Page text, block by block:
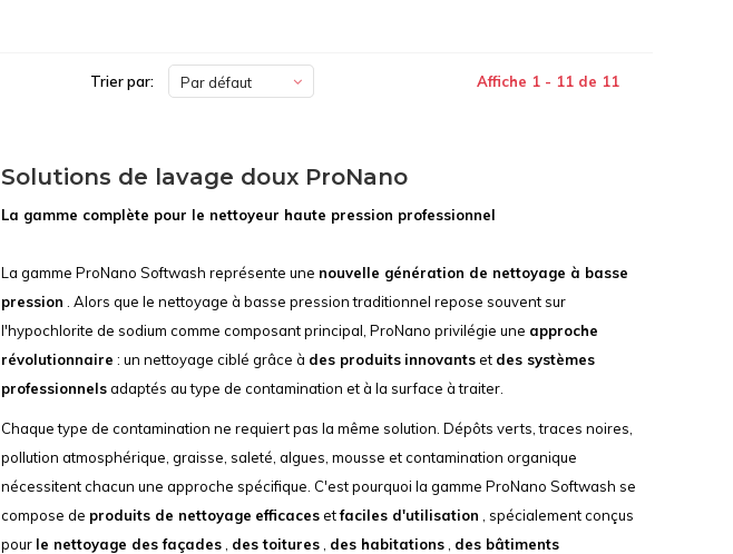
Trier par: Par défaut Affiche 1 - 11 de 11
Solutions de lavage doux ProNano
La gamme complète pour le nettoyeur haute pression professionnel
La gamme ProNano Softwash représente une nouvelle génération de nettoyage à basse
pression . Alors que le nettoyage à basse pression traditionnel repose souvent sur
l'hypochlorite de sodium comme composant principal, ProNano privilégie une approche
révolutionnaire : un nettoyage ciblé grâce à des produits innovantset des systèmes
professionnelsadaptés au type de contamination et à la surface à traiter.
Chaque type de contamination ne requiert pas la même solution. Dépôts verts, traces noires,
pollution atmosphérique, graisse, saleté, algues, mousse et contamination organique
nécessitent chacun une approche spécifique. C'est pourquoi la gamme ProNano Softwash se
compose de produits de nettoyage efficacesetfaciles d'utilisation , spécialement conçus
pour le nettoyage des façades, des toitures, des habitations, des bâtiments